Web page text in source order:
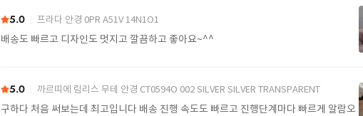
5.0 프라다 안경 0PR A51V 14N1O1
배송도 빠르고 디자인도 멋지고 깔끔하고 좋아요~^^
5.0 까르띠에 림리스 무테 안경 CT0594O 002 SILVER SILVER TRANSPARENT
구하다 처음 써보는데 최고입니다 배송 진행 속도도 빠르고 진행단계마다 빠르게 알람오